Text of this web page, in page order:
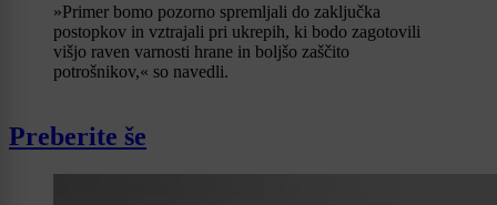
»Primer bomo pozorno spremljali do zaključka
postopkov in vztrajali pri ukrepih, ki bodo zagotovili
višjo raven varnosti hrane in boljšo zaščito
potrošnikov,« so navedli.
Preberite še